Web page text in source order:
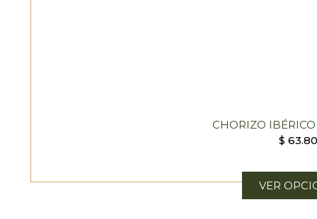
CHORIZO
$
VER